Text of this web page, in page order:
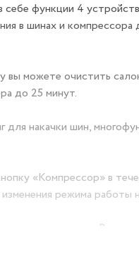
функции 4
в шинах и компрессора
можете очистить
до 25 минут.
накачки шин,
«Компрессор» в
режима
места и щели.